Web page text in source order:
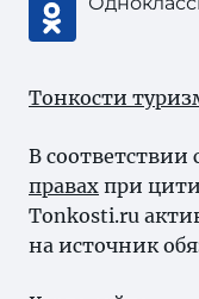
Тонкости
В соответствии
правах при
Tonkosti.ru
на источник